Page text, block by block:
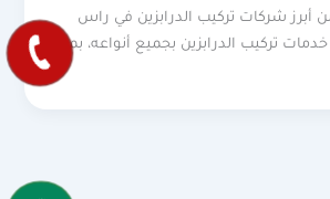
أبرز شركات تركيب الدرابزين في راس
تركيب الدرابزين بجميع أنواعه، بما